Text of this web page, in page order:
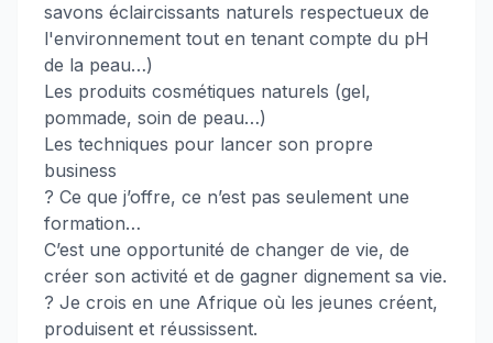
savons éclaircissants naturels respectueux de
l'environnement tout en tenant compte du pH
de la peau…)
Les produits cosmétiques naturels (gel,
pommade, soin de peau…)
Les techniques pour lancer son propre
business
? Ce que j’offre, ce n’est pas seulement une
formation…
C’est une opportunité de changer de vie, de
créer son activité et de gagner dignement sa vie.
? Je crois en une Afrique où les jeunes créent,
produisent et réussissent.